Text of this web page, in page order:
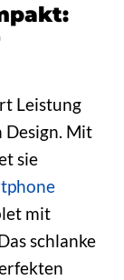
Leistung
Mit
sie
mit
schlanke